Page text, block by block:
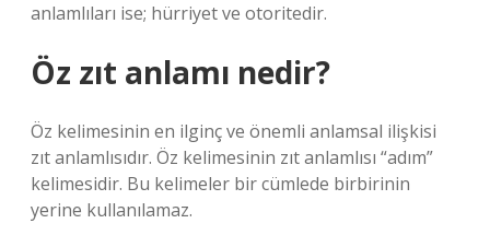
anlamlıları ise; hürriyet ve otoritedir.
Öz zıt anlamı nedir?
Öz kelimesinin en ilginç ve önemli anlamsal ilişkisi
zıt anlamlısıdır. Öz kelimesinin zıt anlamlısı “adım”
kelimesidir. Bu kelimeler bir cümlede birbirinin
yerine kullanılamaz.